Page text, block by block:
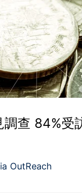
查 84%受
OutReach